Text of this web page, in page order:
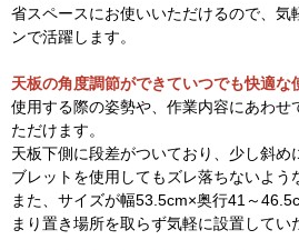
省スペースにお使いいただけるので、気
ンで活躍します。
天板の角度調節ができていつでも快適な
使用する際の姿勢や、作業内容にあわせ
ただけます。
天板下側に段差がついており、少し斜め
ブレットを使用してもズレ落ちないよう
また、サイズが幅53.5cm×奥行41～
まり置き場所を取らず気軽に設置してい